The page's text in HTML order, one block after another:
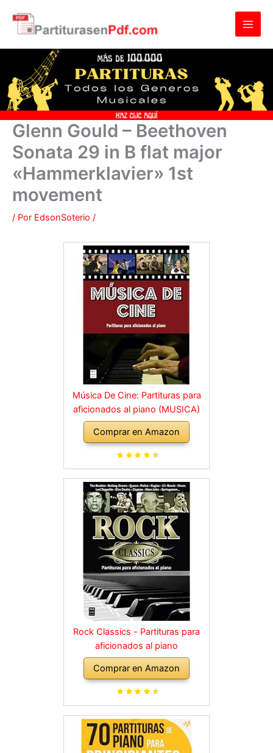
contenido
Glenn Gould – Beethoven
Sonata 29 in B flat major
«Hammerklavier» 1st
movement
/ Por EdsonSoterio /
Música De Cine: Partituras para
aficionados al piano (MUSICA)
Comprar en Amazon
Rock Classics - Partituras para
aficionados al piano
Comprar en Amazon